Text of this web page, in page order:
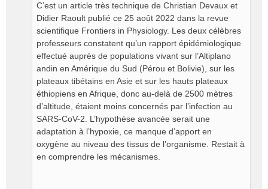
C’est un article très technique de Christian Devaux et
Didier Raoult publié ce 25 août 2022 dans la revue
scientifique Frontiers in Physiology. Les deux célèbres
professeurs constatent qu’un rapport épidémiologique
effectué auprès de populations vivant sur l’Altiplano
andin en Amérique du Sud (Pérou et Bolivie), sur les
plateaux tibétains en Asie et sur les hauts plateaux
éthiopiens en Afrique, donc au-delà de 2500 mètres
d’altitude, étaient moins concernés par l’infection au
SARS-CoV-2. L’hypothèse avancée serait une
adaptation à l’hypoxie, ce manque d’apport en
oxygène au niveau des tissus de l’organisme. Restait à
en comprendre les mécanismes.